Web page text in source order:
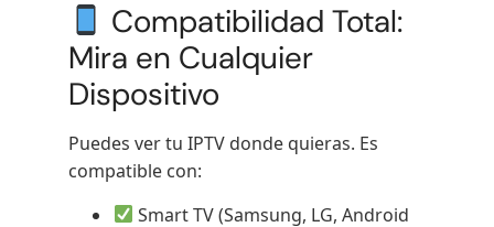
Compatibilidad Total:
Mira en Cualquier
Dispositivo
Puedes ver tu IPTV donde quieras. Es
compatible con:
Smart TV (Samsung, LG, Android